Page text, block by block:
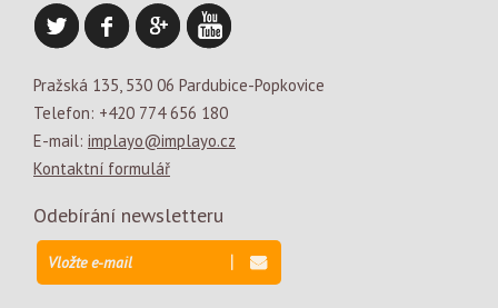
Pražská 135, 530 06 Pardubice-Popkovice
Telefon: +420 774 656 180
E-mail: implayo@implayo.cz
Kontaktní formulář
Odebírání newsletteru